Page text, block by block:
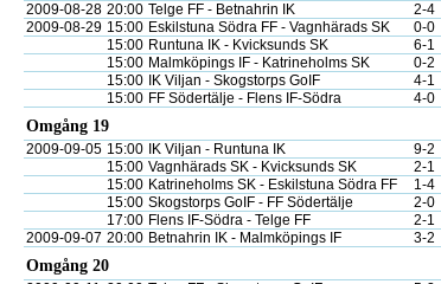
2009-08-28 20:00 Telge FF - Betnahrin IK 2-4
2009-08-29 15:00 Eskilstuna Södra FF - Vagnhärads SK 0-0
15:00 Runtuna IK - Kvicksunds SK 6-1
15:00 Malmköpings IF - Katrineholms SK 0-2
15:00
IK Viljan - Skogstorps GoIF 4-1
15:00 FF Södertälje - Flens IF-Södra 4-0
Omgång 19
2009-09-05 15:00 IK Viljan - Runtuna IK 9-2
15:00 Vagnhärads SK - Kvicksunds SK 2-1
15:00 Katrineholms SK - Eskilstuna Södra FF 1-4
15:00 Skogstorps GoIF - FF Södertälje 2-0
17:00 Flens IF-Södra - Telge FF 2-1
2009-09-07 20:00 Betnahrin IK - Malmköpings IF 3-2
Omgång 20